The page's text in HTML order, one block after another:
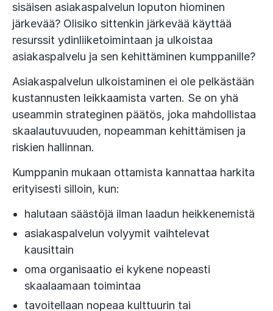
sisäisen asiakaspalvelun loputon hiominen
järkevää? Olisiko sittenkin järkevää käyttää
resurssit ydinliiketoimintaan ja ulkoistaa
asiakaspalvelu ja sen kehittäminen kumppanille?
Asiakaspalvelun ulkoistaminen ei ole pelkästään
kustannusten leikkaamista varten. Se on yhä
useammin strateginen päätös, joka mahdollistaa
skaalautuvuuden, nopeamman kehittämisen ja
riskien hallinnan.
Kumppanin mukaan ottamista kannattaa harkita
erityisesti silloin, kun:
halutaan säästöjä ilman laadun heikkenemistä
asiakaspalvelun volyymit vaihtelevat
kausittain
oma organisaatio ei kykene nopeasti
skaalaamaan toimintaa
tavoitellaan nopeaa kulttuurin tai